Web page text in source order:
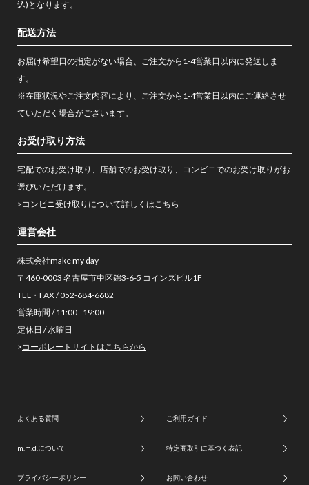
込)となります。
配送方法
お届け希望日の指定がない場合、ご注文から1-4営業日以内に発送しま
す。
※在庫状況やご注文内容により、ご注文から1-4営業日以内にご連絡させ
ていただく場合がございます。
お受け取り方法
宅配でのお受け取り、店舗でのお受け取り、コンビニでのお受け取りがお
選びいただけます。
>コンビニ受け取りについて詳しくはこちら
運営会社
株式会社make my day
〒460-0003 名古屋市中区錦3-6-5 コインズビル1F
TEL・FAX / 052-684-6682
営業時間 / 11:00 - 19:00
定休日 / 水曜日
>コーポレートサイトはこちらから
よくある質問 ご利用ガイド
m.m.d.について 特定商取引に基づく表記
プライバシーポリシー お問い合わせ